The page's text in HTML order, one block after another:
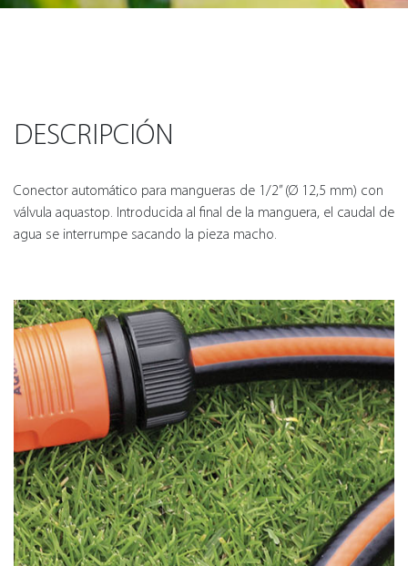
DESCRIPCIÓN
Conector automático para mangueras de 1/2” (Ø 12,5 mm) con
válvula aquastop. Introducida al final de la manguera, el caudal de
agua se interrumpe sacando la pieza macho.